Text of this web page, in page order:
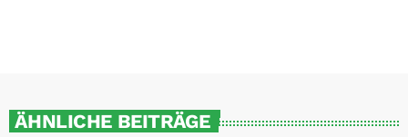
ÄHNLICHE BEITRÄGE